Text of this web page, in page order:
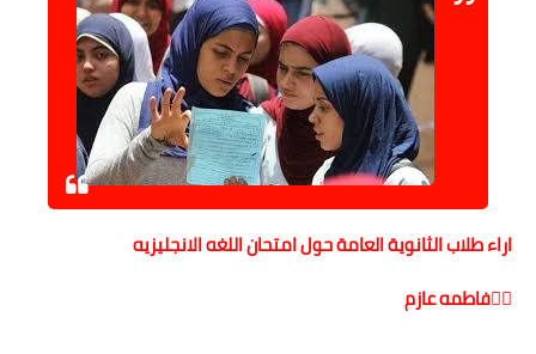
اراء طلاب الثانوية العامة حول امتحان اللغه الانجليزيه
✍🏻فاطمه عازم